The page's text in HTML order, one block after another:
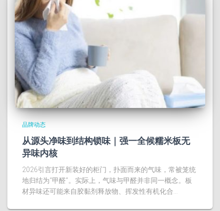
品牌动态
从源头净味到结构锁味｜强一全候糯米板无
异味内核
2026引言打开新装好的柜门，扑面而来的气味，常被笼统
地归结为“甲醛”。实际上，气味与甲醛并非同一概念。板
材异味还可能来自胶黏剂释放物、挥发性有机化合…